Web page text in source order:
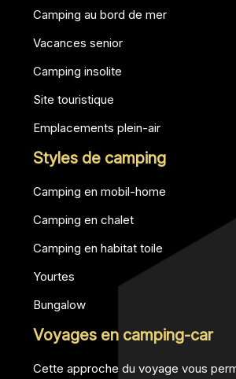
Camping au bord de mer
Vacances senior
Camping insolite
Site touristique
Emplacements plein-air
Styles de camping
Camping en mobil-home
Camping en chalet
Camping en habitat toile
Yourtes
Bungalow
Voyages en camping-car
Cette approche du voyage vous